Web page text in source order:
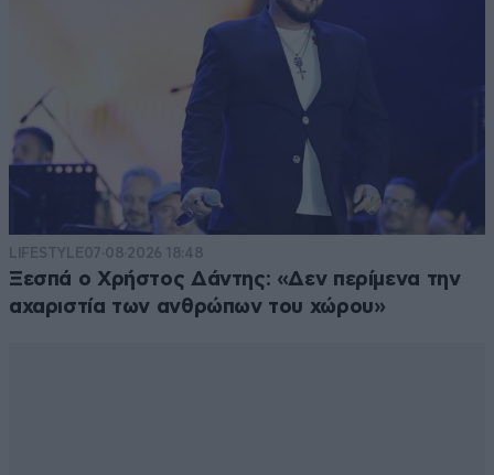
LIFESTYLE07·08·2026 18:48
Ξεσπά ο Χρήστος Δάντης: «Δεν περίμενα την
αχαριστία των ανθρώπων του χώρου»